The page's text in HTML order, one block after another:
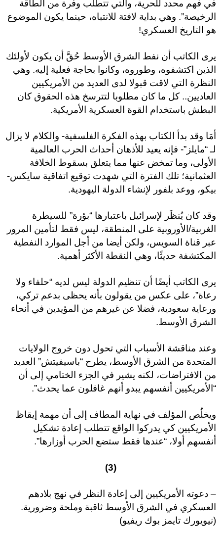
في فهم محدد للحرية، والتي تتطلب وفرة من الطاقة
الرخيصة”. وهي بداية لافتة للانتباه، حينما يكون الموضوع
هو التاريخ العسكري!
يرى الكاتب أن نفط الشرق الأوسط حُقَّ أن يكون لأولئك
الذين اكتشفوه، وطوروه، وكانوا بحاجة فعلية إليه. وهي
النظرة التي لاقت قبولا لدى العديد من الأمريكيين
العاديين.. كل ما كان مطلوبا لتترسخ هذه الحقوق كان
البطش باستخدام القوة العسكرية الأمريكية.
أمَا وقد بدأ الكتاب بهذه الفكرة الفلسفية- والكلام لا يزال
لـ “مايلز”- فإنه يعيد للأذهان أحداث الحرب العالمية
الأولى، وما تمخض عنها مما يتعلق بسقوط الخلافة
العثمانية؛ تلك الفترة التي شهدت توقيع اتفاقية سايكس-
بيكو، ووعد بلفور لإنشاء الدولة اليهودية.
وقد كان يُنظَر لإسرائيل باعتبارها “بؤرة” للسيطرة
الغربية/الأوروبية على المنطقة، ليس فقط لتأمين المرور
عبر قناة السويس، ولكن أيضا من أجل الموارد النفطية
المكتشفة حديثًا، وهي النقطة الأكثر أهمية.
يرى الكاتب أيضًا أن تنظيم الدولة ليس لديه “حلفاء ولا
رعاة”، على عكس من يقولون بأنه يحظى بدعم تركي،
ورعاية سعودية، فضلا عن غيرهم من المؤيدين في أنحاء
الشرق الأوسط.
وعند مناقشة الأسباب التي تحول دون خروج الولايات
المتحدة من الشرق الأوسط، يطرح “باسيفيتش” العديد
من الافتراضات، لكنه يشير في الجزء الختامي إلى أن
“الأمريكيين أنفسهم يبدو أنهم غافلون عما يحدث”.
ويخلُص المؤلف في نهاية المطاف إلى أن مهمة إيقاظ
الأمريكيين كي يدركوا الواقع تتطلب إعادة تشكيل
أنفسهم أولا، “عندها فقط ستضع الحرب أوزارها”.
(3)
– دعوته الأمريكيين إلى إعادة النظر في نهج بلادهم
العسكري في الشرق الأوسط ثاقبة وملحة وضرورية.
(نيويورك تايمز بوك ريفيو)